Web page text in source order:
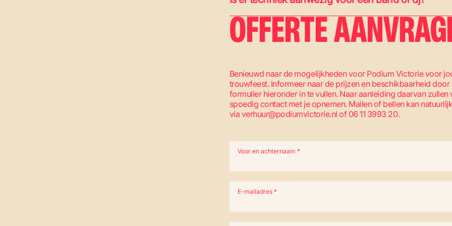
OFFERTE
Benieuwd naar de mogelijkheden voor Podium Victorie voor
trouwfeest. Informeer naar de prijzen en beschikbaarheid door
formulier hieronder in te vullen. Naar aanleiding daarvan zullen
spoedig contact met je opnemen. Mailen of bellen kan
via verhuur@podiumvictorie.nl of 06 11 3993 20.